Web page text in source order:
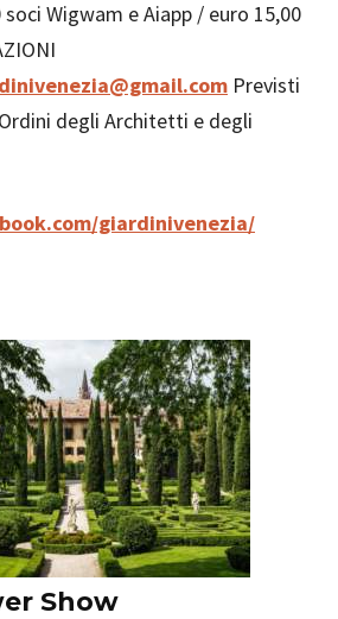
Wigwam e Aiapp / euro 15,00
Previsti
degli Architetti e degli
giardinivenezia/
Show